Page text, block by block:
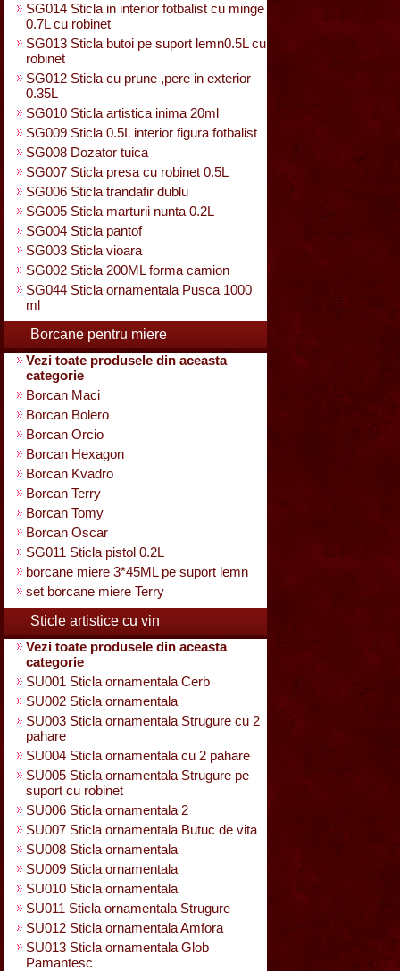
SG014 Sticla in interior fotbalist cu minge
0.7L cu robinet
SG013 Sticla butoi pe suport lemn0.5L cu
robinet
SG012 Sticla cu prune ,pere in exterior
0.35L
SG010 Sticla artistica inima 20ml
SG009 Sticla 0.5L interior figura fotbalist
SG008 Dozator tuica
SG007 Sticla presa cu robinet 0.5L
SG006 Sticla trandafir dublu
SG005 Sticla marturii nunta 0.2L
SG004 Sticla pantof
SG003 Sticla vioara
SG002 Sticla 200ML forma camion
SG044 Sticla ornamentala Pusca 1000
ml
Borcane pentru miere
Vezi toate produsele din aceasta
categorie
Borcan Maci
Borcan Bolero
Borcan Orcio
Borcan Hexagon
Borcan Kvadro
Borcan Terry
Borcan Tomy
Borcan Oscar
SG011 Sticla pistol 0.2L
borcane miere 3*45ML pe suport lemn
set borcane miere Terry
Sticle artistice cu vin
Vezi toate produsele din aceasta
categorie
SU001 Sticla ornamentala Cerb
SU002 Sticla ornamentala
SU003 Sticla ornamentala Strugure cu 2
pahare
SU004 Sticla ornamentala cu 2 pahare
SU005 Sticla ornamentala Strugure pe
suport cu robinet
SU006 Sticla ornamentala 2
SU007 Sticla ornamentala Butuc de vita
SU008 Sticla ornamentala
SU009 Sticla ornamentala
SU010 Sticla ornamentala
SU011 Sticla ornamentala Strugure
SU012 Sticla ornamentala Amfora
SU013 Sticla ornamentala Glob
Pamantesc